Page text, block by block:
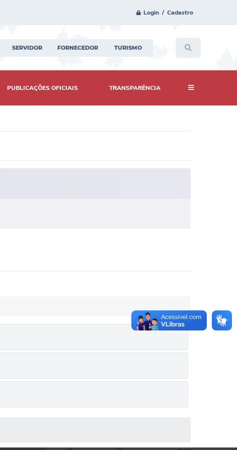
Login / Cadastro
SERVIDOR FORNECEDOR TURISMO
PUBLICAÇÕES OFICIAIS TRANSPARÊNCIA